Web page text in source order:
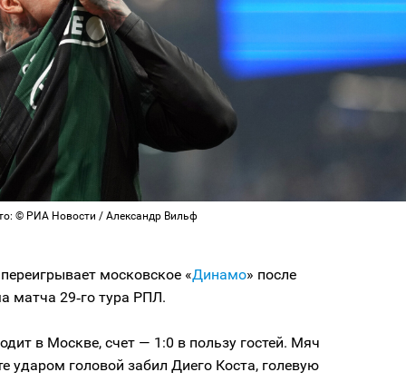
© РИА Новости / Александр Вильф
московское «Динамо» после
матча 29‑го тура РПЛ.
в Москве, счет — 1:0 в пользу гостей. Мяч
ударом головой забил Диего Коста, голевую